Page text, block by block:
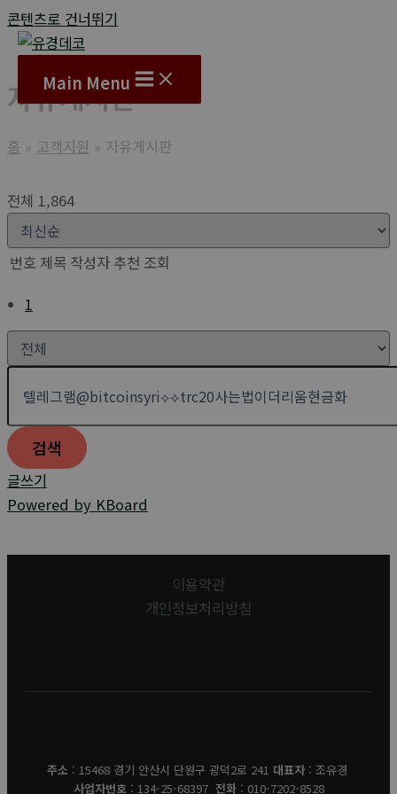
콘텐츠로 건너뛰기
Main Menu
자유게시판
홈 고객지원 자유게시판
전체 1,864
번호 제목 작성자 추천 조회
1
검색
글쓰기
Powered by KBoard
이용약관
개인정보처리방침
주소 : 15468 경기 안산시 단원구 광덕2로 241 대표자: 조유경
사업자번호: 134-25-68397 전화: 010-7202-8528